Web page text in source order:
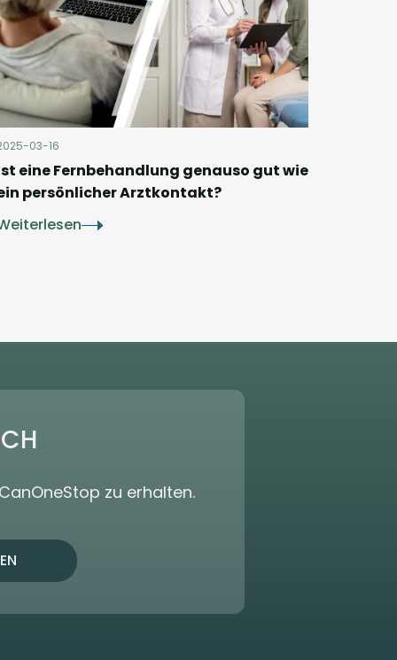
03-16
eine Fernbehandlung genauso gut wie
persönlicher Arztkontakt?
zu erhalten.